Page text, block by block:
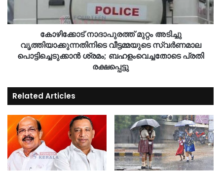
കോഴിക്കോട് നാദാപുരത്ത് മുറ്റം അടിച്ചു
വൃത്തിയാക്കുന്നതിനിടെ വീട്ടമ്മയുടെ സ്വർണമാല
പൊട്ടിച്ചെടുക്കാൻ ശ്രമം; ബഹളംവെച്ചതോടെ പ്രതി
രക്ഷപ്പെട്ടു
Related Articles